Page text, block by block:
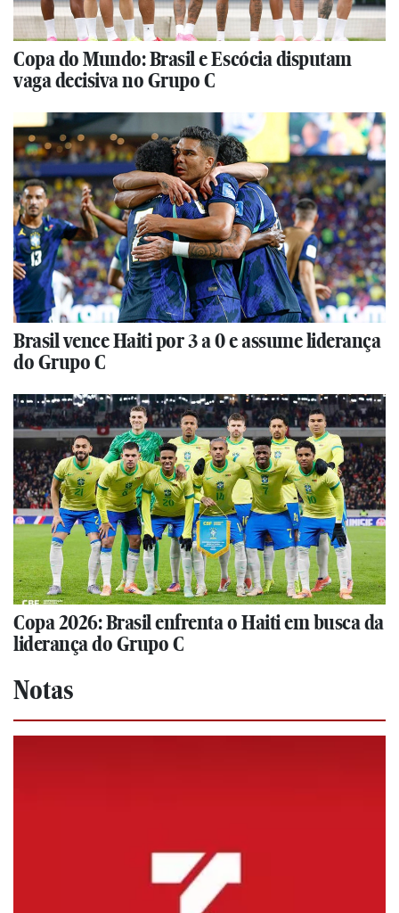
Copa do Mundo: Brasil e Escócia disputam
vaga decisiva no Grupo C
Brasil vence Haiti por 3 a 0 e assume liderança
do Grupo C
Copa 2026: Brasil enfrenta o Haiti em busca da
liderança do Grupo C
Notas